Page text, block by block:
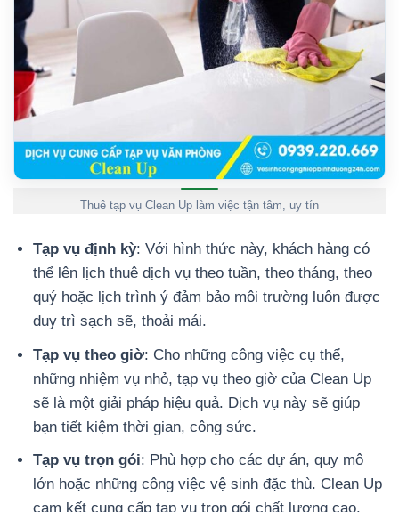
Thuê tạp vụ Clean Up làm việc tận tâm, uy tín
Tạp vụ định kỳ: Với hình thức này, khách hàng có
thể lên lịch thuê dịch vụ theo tuần, theo tháng, theo
quý hoặc lịch trình ý đảm bảo môi trường luôn được
duy trì sạch sẽ, thoải mái.
Tạp vụ theo giờ: Cho những công việc cụ thể,
những nhiệm vụ nhỏ, tạp vụ theo giờ của Clean Up
sẽ là một giải pháp hiệu quả. Dịch vụ này sẽ giúp
bạn tiết kiệm thời gian, công sức.
Tạp vụ trọn gói: Phù hợp cho các dự án, quy mô
lớn hoặc những công việc vệ sinh đặc thù. Clean Up
cam kết cung cấp tạp vụ trọn gói chất lượng cao.